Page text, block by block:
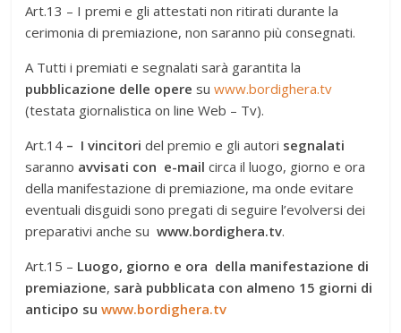
Art.13 – I premi e gli attestati non ritirati durante la
cerimonia di premiazione, non saranno più consegnati.
A Tutti i premiati e segnalati sarà garantita la
pubblicazione delle opere suwww.bordighera.tv
(testata giornalistica on line Web – Tv).
Art.14 – I vincitori del premio e gli autori segnalati
saranno avvisati con e-mail circa il luogo, giorno e ora
della manifestazione di premiazione, ma onde evitare
eventuali disguidi sono pregati di seguire l’evolversi dei
preparativi anche suwww.bordighera.tv.
Art.15 – Luogo, giorno e ora della manifestazione di
premiazione, sarà pubblicata con almeno 15 giorni di
anticipo su www.bordighera.tv